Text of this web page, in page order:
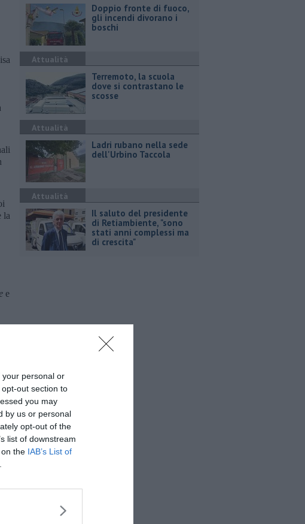
personal or
out section to
you may
by us or personal
opt-out of the
list of downstream
the IAB’s List of
la
e
Doppio fronte di fuoco,
gli incendi divorano i
boschi
Attualità
Terremoto, la scuola
dove si contrastano le
scosse
Attualità
Ladri rubano nella sede
dell'Urbino Taccola
Attualità
Il saluto del presidente
di Retiambiente, "sono
stati anni complessi ma
di crescita"